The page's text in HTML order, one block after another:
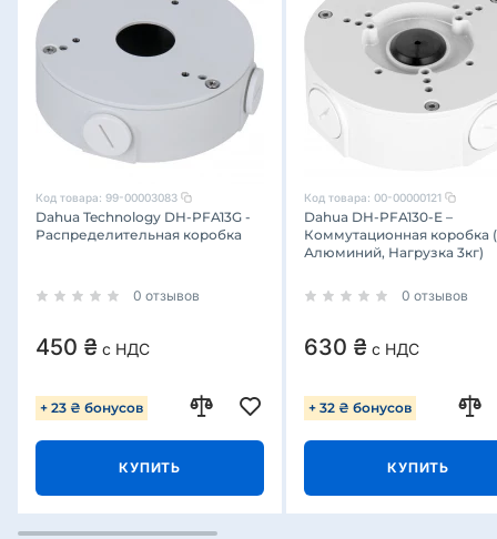
Код товара: 99-00003083
Dahua Technology DH-PFA13G -
Распределительная коробка
0 отзывов
450 ₴ с НДС
+ 23 ₴ бонусов
КУПИТЬ
Код товара: 00-00000121
Dahua DH-PFA130-E –
Коммутационная коробка
Алюминий, Нагрузка 3кг)
0 отзывов
630 ₴ с НДС
+ 32 ₴ бонусов
КУПИТЬ